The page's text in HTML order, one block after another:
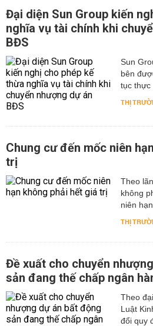
Đại diện Sun Group kiến
nghĩa vụ tài chính khi
BĐS
Sun
bên
tục thực
THỊ
Chung cư đến mốc niên
trị
Theo
không
niên
THỊ
Đề xuất cho chuyển
sản đang thế chấp ngân
Theo
Luật
đổi quy